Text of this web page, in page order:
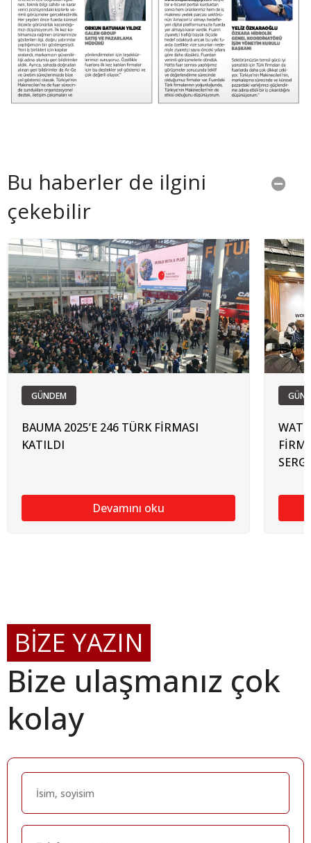
Bu haberler de ilgini
çekebilir
GÜNDEM
BAUMA 2025’E 246 TÜRK FİRMASI
KATILDI
Devamını oku
BİZE YAZIN
Bize ulaşmanız çok
kolay